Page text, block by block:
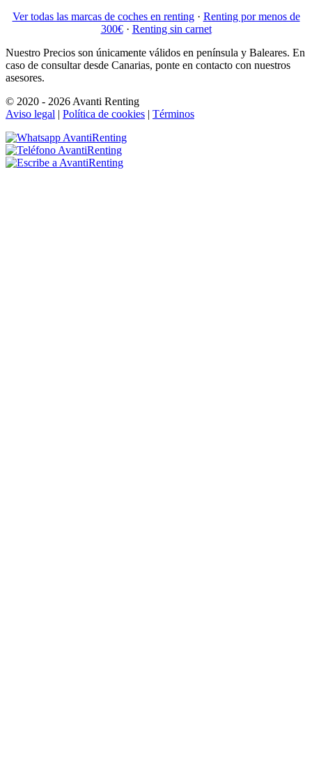
Ver todas las marcas de coches en renting· Renting por menos de
300€· Renting sin carnet
Nuestro Precios son únicamente válidos en península y Baleares. En
caso de consultar desde Canarias, ponte en contacto con nuestros
asesores.
© 2020 - 2026 Avanti Renting
Aviso legal | Política de cookies | Términos